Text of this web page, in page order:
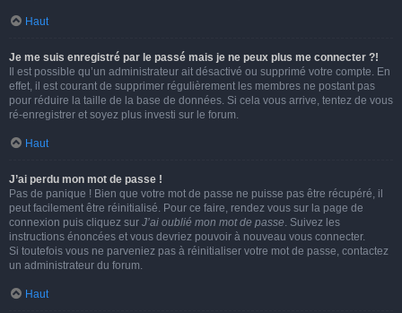
Haut
Je me suis enregistré par le passé mais je ne peux plus me connecter ?!
Il est possible qu’un administrateur ait désactivé ou supprimé votre compte. En
effet, il est courant de supprimer régulièrement les membres ne postant pas
pour réduire la taille de la base de données. Si cela vous arrive, tentez de vous
ré-enregistrer et soyez plus investi sur le forum.
Haut
J’ai perdu mon mot de passe !
Pas de panique ! Bien que votre mot de passe ne puisse pas être récupéré, il
peut facilement être réinitialisé. Pour ce faire, rendez vous sur la page de
connexion puis cliquez sur J’ai oublié mon mot de passe. Suivez les
instructions énoncées et vous devriez pouvoir à nouveau vous connecter.
Si toutefois vous ne parveniez pas à réinitialiser votre mot de passe, contactez
un administrateur du forum.
Haut